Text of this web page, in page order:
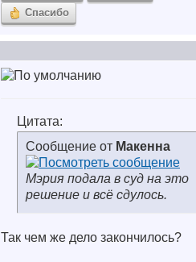
Спасибо
Цитата:
Сообщение от Макенна
Мэрия подала в суд на это
решение и всё сдулось.
Так чем же дело закончилось?